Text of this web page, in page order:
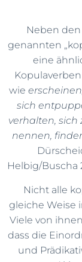
Neben
genannten
eine
wie
sich
verhalten, sich
nennen,
Helbig/Buscha
Nicht alle
gleiche Weise
Viele von
dass die
und